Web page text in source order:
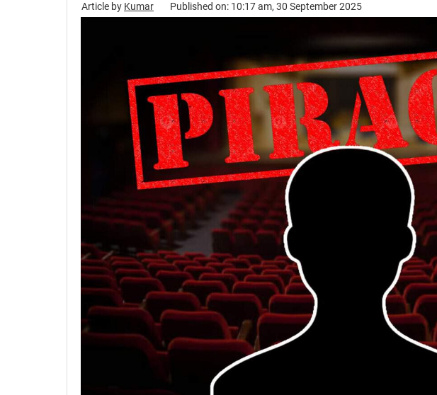
Article by Kumar Published on: 10:17 am, 30 September 2025